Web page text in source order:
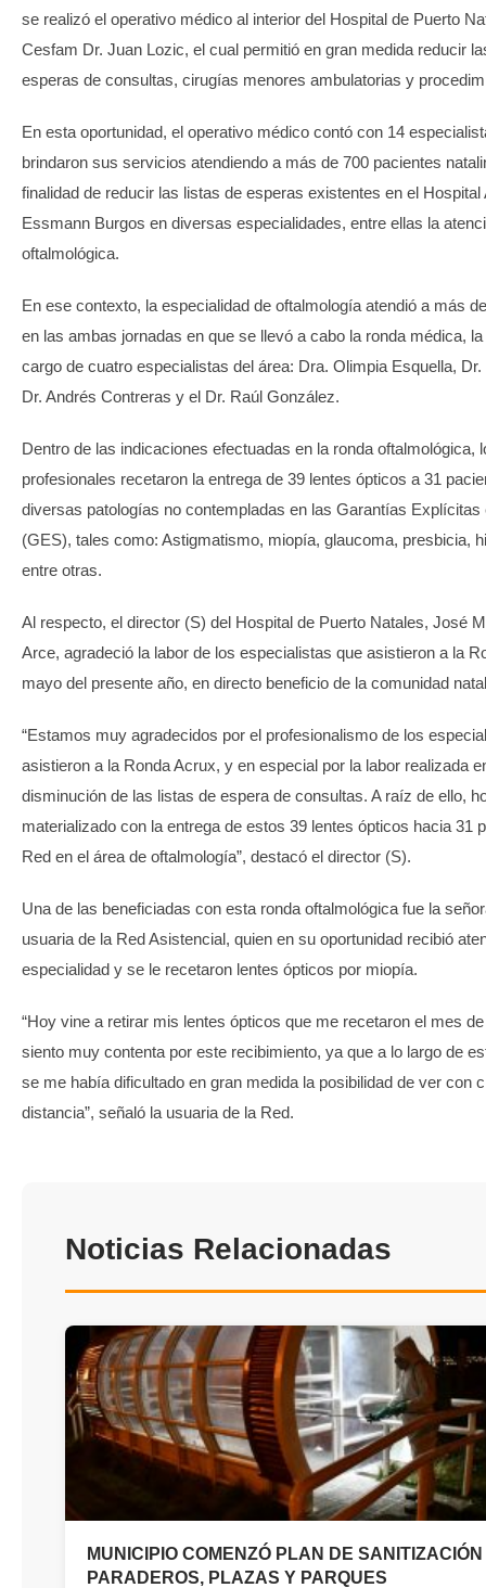
se realizó el operativo médico al interior del Hospital de Puerto
Cesfam Dr. Juan Lozic, el cual permitió en gran medida reducir
esperas de consultas, cirugías menores ambulatorias y
En esta oportunidad, el operativo médico contó con 14
brindaron sus servicios atendiendo a más de 700 pacientes
finalidad de reducir las listas de esperas existentes en el Hospital
Essmann Burgos en diversas especialidades, entre ellas la
oftalmológica.
En ese contexto, la especialidad de oftalmología atendió a más
en las ambas jornadas en que se llevó a cabo la ronda médica,
cargo de cuatro especialistas del área: Dra. Olimpia Esquella,
Dr. Andrés Contreras y el Dr. Raúl González.
Dentro de las indicaciones efectuadas en la ronda oftalmológica,
profesionales recetaron la entrega de 39 lentes ópticos a 31
diversas patologías no contempladas en las Garantías Explícitas
(GES), tales como: Astigmatismo, miopía, glaucoma, presbicia,
entre otras.
Al respecto, el director (S) del Hospital de Puerto Natales, José
Arce, agradeció la labor de los especialistas que asistieron a la
mayo del presente año, en directo beneficio de la comunidad
“Estamos muy agradecidos por el profesionalismo de los
asistieron a la Ronda Acrux, y en especial por la labor realizada
disminución de las listas de espera de consultas. A raíz de ello,
materializado con la entrega de estos 39 lentes ópticos hacia 31
Red en el área de oftalmología”, destacó el director (S).
Una de las beneficiadas con esta ronda oftalmológica fue la
usuaria de la Red Asistencial, quien en su oportunidad recibió
especialidad y se le recetaron lentes ópticos por miopía.
“Hoy vine a retirar mis lentes ópticos que me recetaron el mes
siento muy contenta por este recibimiento, ya que a lo largo de
se me había dificultado en gran medida la posibilidad de ver con
distancia”, señaló la usuaria de la Red.
Noticias Relacionadas
MUNICIPIO COMENZÓ PLAN DE
PARADEROS, PLAZAS Y PARQUES